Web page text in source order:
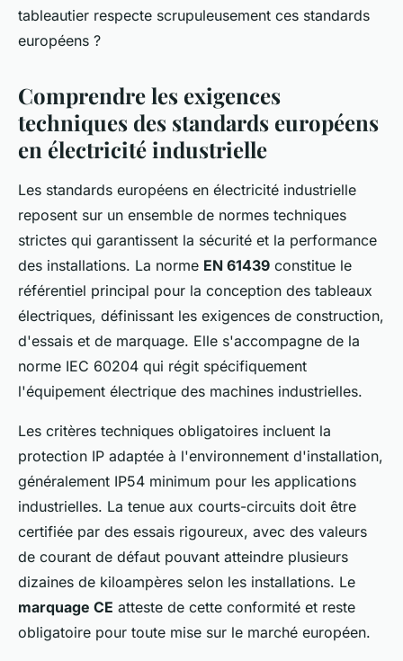
tableautier respecte scrupuleusement ces standards
européens ?
Comprendre les exigences
techniques des standards européens
en électricité industrielle
Les standards européens en électricité industrielle
reposent sur un ensemble de normes techniques
strictes qui garantissent la sécurité et la performance
des installations. La norme EN 61439 constitue le
référentiel principal pour la conception des tableaux
électriques, définissant les exigences de construction,
d'essais et de marquage. Elle s'accompagne de la
norme IEC 60204 qui régit spécifiquement
l'équipement électrique des machines industrielles.
Les critères techniques obligatoires incluent la
protection IP adaptée à l'environnement d'installation,
généralement IP54 minimum pour les applications
industrielles. La tenue aux courts-circuits doit être
certifiée par des essais rigoureux, avec des valeurs
de courant de défaut pouvant atteindre plusieurs
dizaines de kiloampères selon les installations. Le
marquage CE atteste de cette conformité et reste
obligatoire pour toute mise sur le marché européen.